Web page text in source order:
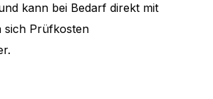
kann bei Bedarf direkt mit
sich Prüfkosten